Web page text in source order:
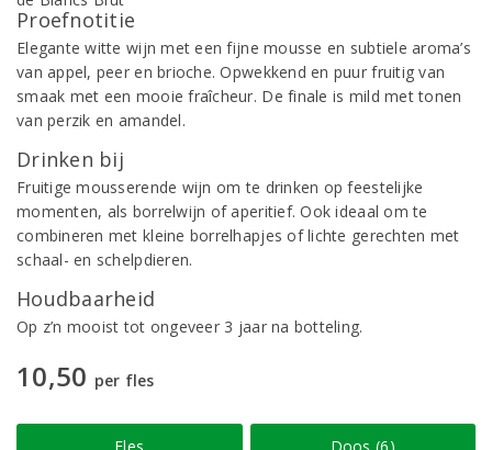
Proefnotitie
Elegante witte wijn met een fijne mousse en subtiele aroma’s
van appel, peer en brioche. Opwekkend en puur fruitig van
smaak met een mooie fraîcheur. De finale is mild met tonen
van perzik en amandel.
Drinken bij
Fruitige mousserende wijn om te drinken op feestelijke
momenten, als borrelwijn of aperitief. Ook ideaal om te
combineren met kleine borrelhapjes of lichte gerechten met
schaal- en schelpdieren.
Houdbaarheid
Op z’n mooist tot ongeveer 3 jaar na botteling.
10,50 per fles